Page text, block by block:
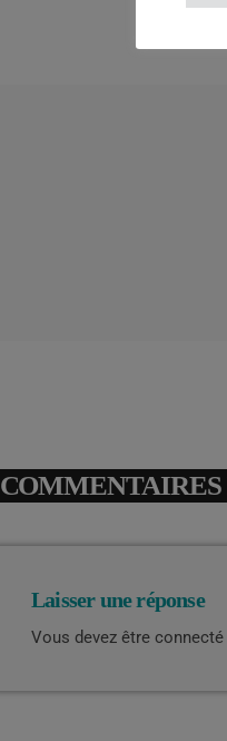
COMMENTAIRES
Laisser une réponse
Vous devez être